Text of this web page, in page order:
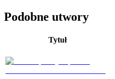
Podobne utwory
Tytuł